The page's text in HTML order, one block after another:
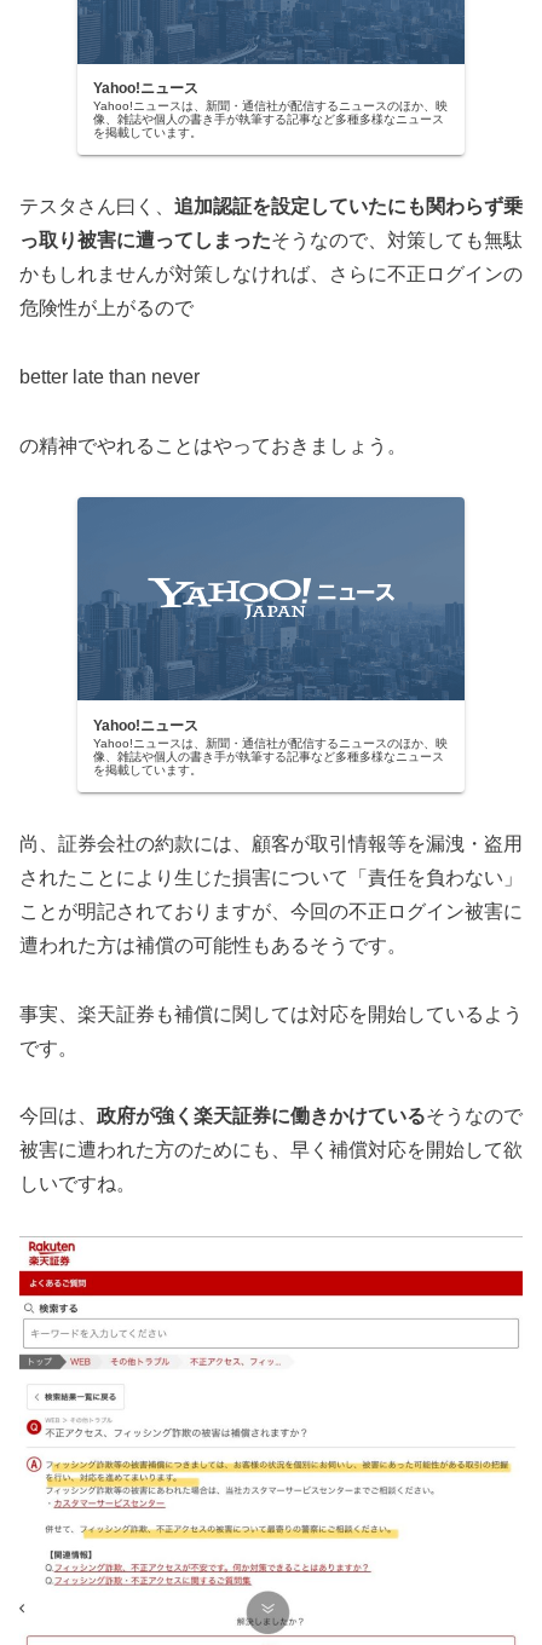
Yahoo!ニュース
Yahoo!ニュースは、新聞・通信社が配信するニュースのほか、映
像、雑誌や個人の書き手が執筆する記事など多種多様なニュース
を掲載しています。
テスタさん曰く、 追加認証を設定していたにも関わらず乗
っ取り被害に遭ってしまったそうなので、対策しても無駄
かもしれませんが対策しなければ、さらに不正ログインの
危険性が上がるので
better late than never
の精神でやれることはやっておきましょう。
Yahoo!ニュース
Yahoo!ニュースは、新聞・通信社が配信するニュースのほか、映
像、雑誌や個人の書き手が執筆する記事など多種多様なニュース
を掲載しています。
尚、証券会社の約款には、顧客が取引情報等を漏洩・盗用
されたことにより生じた損害について「責任を負わない」
ことが明記されておりますが、今回の不正ログイン被害に
遭われた方は補償の可能性もあるそうです。
事実、楽天証券も補償に関しては対応を開始しているよう
です。
今回は、 政府が強く楽天証券に働きかけているそうなので
被害に遭われた方のためにも、早く補償対応を開始して欲
しいですね。